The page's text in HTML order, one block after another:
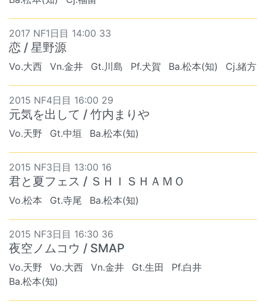
2017 NF1日目 14:00 33
恋 / 星野源
Vo.大西 Vn.金井 Gt.川島 Pf.犬賀 Ba.松本(知) Cj.緒方
2015 NF4日目 16:00 29
元気を出して / 竹内まりや
Vo.天野 Gt.中垣 Ba.松本(知)
2015 NF3日目 13:00 16
君と夏フェス / ＳＨＩＳＨＡＭＯ
Vo.松本 Gt.寺尾 Ba.松本(知)
2015 NF3日目 16:30 36
夜空ノムコウ / SMAP
Vo.天野 Vo.大西 Vn.金井 Gt.生田
Pf.白井
Ba.松本(知)